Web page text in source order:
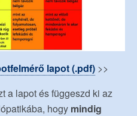
lapot (.pdf)>>
a lapot és függeszd ki az
hogy mindig